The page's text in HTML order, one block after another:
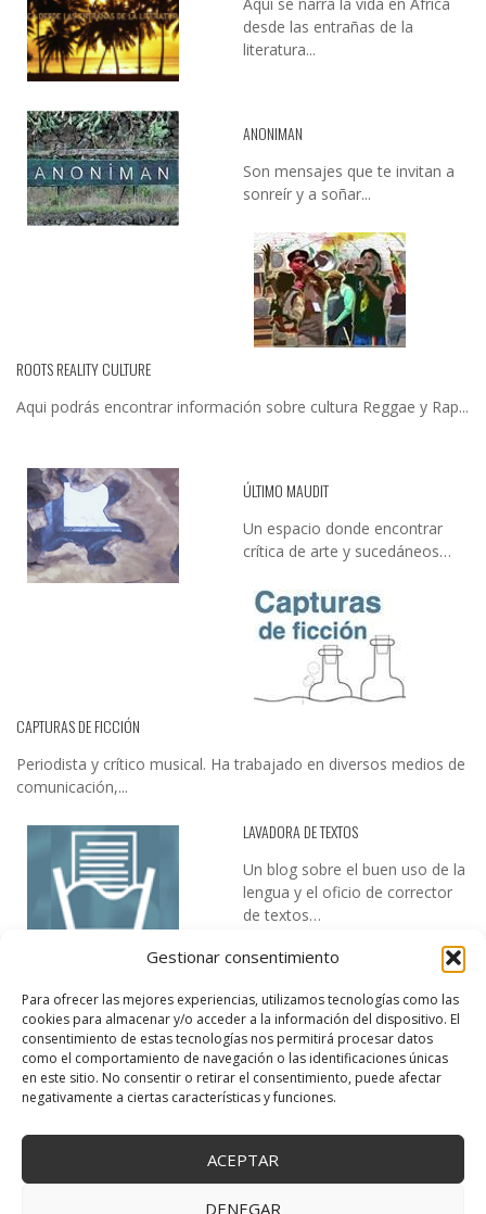
Gestionar consentimiento
Para ofrecer las mejores experiencias, utilizamos tecnologías como las
cookies para almacenar y/o acceder a la información del dispositivo. El
consentimiento de estas tecnologías nos permitirá procesar datos
como el comportamiento de navegación o las identificaciones únicas
en este sitio. No consentir o retirar el consentimiento, puede afectar
negativamente a ciertas características y funciones.
ACEPTAR
DENEGAR
desde las entrañas de la
literatura...
ANONIMAN
Son mensajes que te invitan a
sonreír y a soñar...
ROOTS REALITY CULTURE
Aqui podrás encontrar información sobre cultura Reggae y Rap...
ÚLTIMO MAUDIT
Un espacio donde encontrar
crítica de arte y sucedáneos…
CAPTURAS DE FICCIÓN
Periodista y crítico musical. Ha trabajado en diversos medios de
comunicación,...
LAVADORA DE TEXTOS
Un blog sobre el buen uso de la
lengua y el oficio de corrector
de textos…
DESIREE MARTÍN